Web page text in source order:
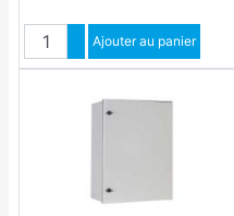
QuantitéAugmenter quantité
Diminuer quantité
Ajouter au panier